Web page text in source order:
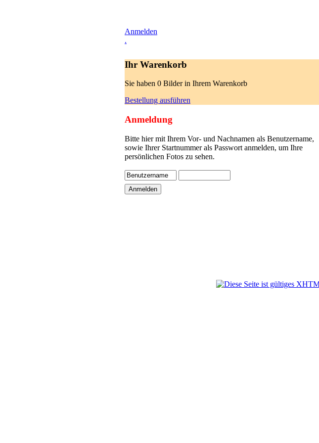
Anmelden
.
Ihr Warenkorb
Sie haben 0 Bilder in Ihrem Warenkorb
Bestellung ausführen
Anmeldung
Bitte hier mit Ihrem Vor- und Nachnamen als Benutzername,
sowie Ihrer Startnummer als Passwort anmelden, um Ihre
persönlichen Fotos zu sehen.